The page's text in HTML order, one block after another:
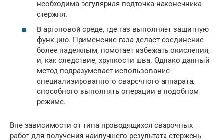
необходима регулярная подточка наконечника
стержня.
В аргоновой среде, где газ выполняет защитную
функцию. Применение газа делает соединение
более надежным, помогает избежать окисления,
и, как следствие, хрупкости шва. Однако данный
метод подразумевает использование
специализированного сварочного аппарата,
способного выполнять операции в подобном
режиме.
Вне зависимости от типа проводящихся сварочных
работ для получения наилучшего результата стержень